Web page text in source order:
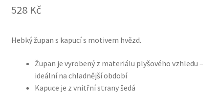
528 Kč
Hebký župan s kapucí s motivem hvězd.
Župan je vyrobený z materiálu plyšového vzhledu –
ideální na chladnější období
Kapuce je z vnitřní strany šedá